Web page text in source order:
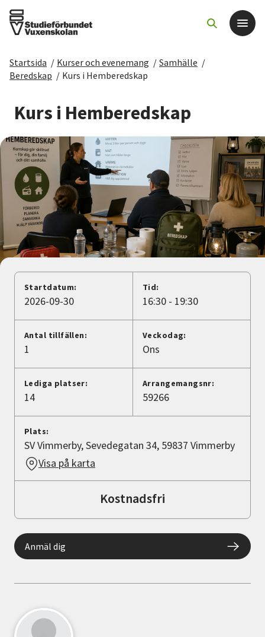
Det här gör vi
För dig som
Sök kurser och evenemang
Om SV
Starta studiecirkel
Cirkelledare
Nyheter
Avdelningar
Lyssna
Startsida / Kurser och evenemang / Samhälle /
Beredskap / Kurs i Hemberedskap
Kurs i Hemberedskap
Startdatum:
2026-09-30
Tid:
16:30 - 19:30
Antal tillfällen:
1
Veckodag:
Ons
Lediga platser:
14
Arrangemangsnr:
59266
Plats:
SV Vimmerby, Sevedegatan 34, 59837 Vimmerby
Visa på karta
Kostnadsfri
Anmäl dig